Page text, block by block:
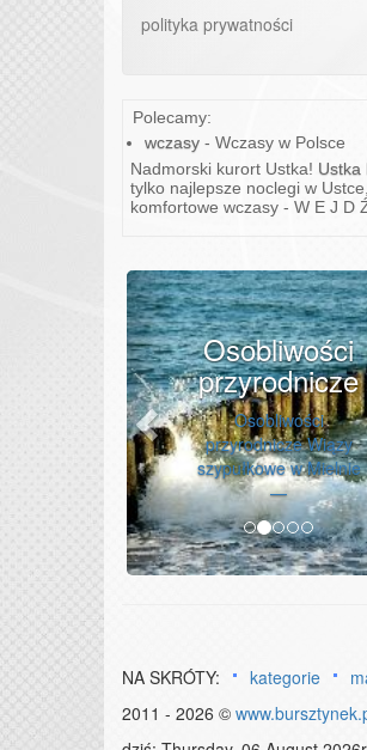
polityka prywatności
Polecamy:
wczasy - Wczasy w Polsce
Nadmorski kurort Ustka! Ustka
tylko najlepsze noclegi w
komfortowe wczasy - W E J D
Osobliwości
przyrodnicze
Osobliwości
przyrodnicze Wiązy
szypułkowe w Mielnie
—
Previous
NA SKRÓTY: kategorie
2011 - 2026 ©